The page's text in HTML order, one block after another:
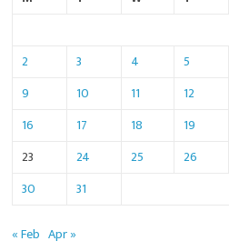
2
3 4 5
9
10 11 12
16
17 18 19
23
24 25 26
30
31
« Feb Apr »